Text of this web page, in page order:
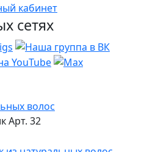
кабинет
сетях
волос
Арт. 32